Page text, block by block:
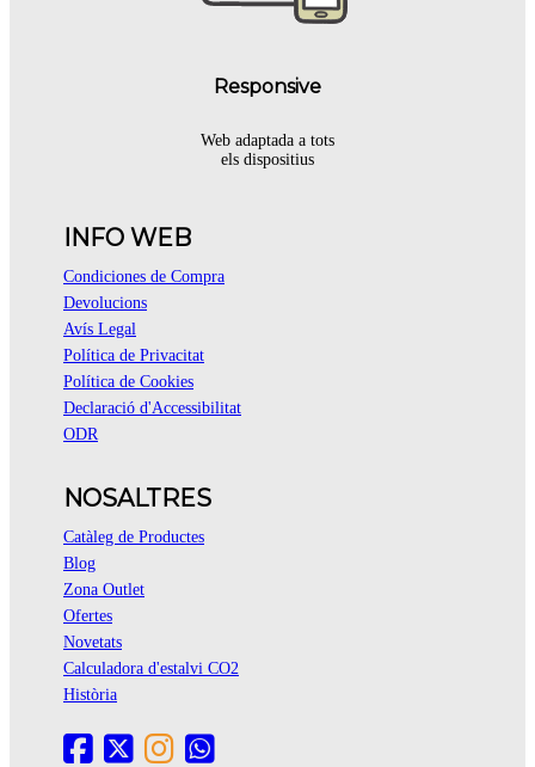
Responsive
Web adaptada a tots
els dispositius
INFO WEB
Condiciones de Compra
Devolucions
Avís Legal
Política de Privacitat
Política de Cookies
Declaració d'Accessibilitat
ODR
NOSALTRES
Catàleg de Productes
Blog
Zona Outlet
Ofertes
Novetats
Calculadora d'estalvi CO2
Història